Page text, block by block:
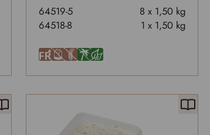
64519-5
64518-8
8 x 1,50 kg
1 x 1,50 kg
FA U ÄJ